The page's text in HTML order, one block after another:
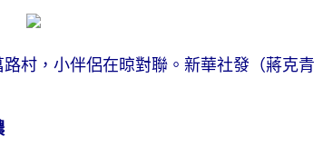
，小伴侶在晾對聯。新華社發（蔣克青